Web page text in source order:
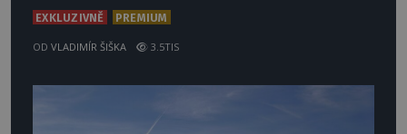
EXKLUZIVNĚ PREMIUM
OD VLADIMÍR ŠIŠKA 3.5TIS